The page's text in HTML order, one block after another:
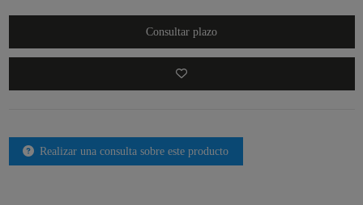
Consultar plazo
Realizar una consulta sobre este producto